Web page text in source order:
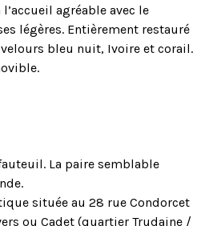
agréable avec le
légères. Entièrement restauré
bleu nuit, Ivoire et corail.
La paire semblable
située au 28 rue Condorcet
ou Cadet (quartier Trudaine /